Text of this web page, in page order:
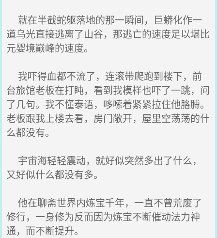
就在半截蛇躯落地的那一瞬间，巨蟒化作一
道乌光直接逃离了山谷，那逃亡的速度足以堪比
元婴境巅峰的速度。
我吓得血都不流了，连滚带爬跑到楼下，前
台旅馆老板在打盹，看到我模样也吓了一跳，问
了几句。我不懂泰语，哆嗦着紧紧拉住他胳膊。
老板跟我上楼去看，房门敞开，屋里空荡荡的什
么都没有。
宇宙海轻轻震动，就好似突然多出了什么，
又好似什么都没有多。
他在聊斋世界内炼宝千年，一直不曾荒废了
修行，一身修为反而因为炼宝不断催动法力神
通，而不断提升。